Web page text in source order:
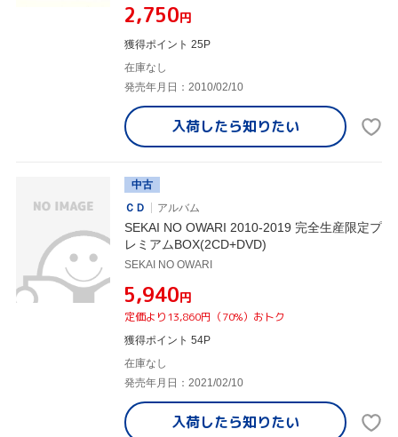
¥2,750円
獲得ポイント 25P
在庫なし
発売年月日：2010/02/10
入荷したら知りたい
中古
ＣＤ
アルバム
SEKAI NO OWARI 2010-2019 完全生産限定プ
レミアムBOX(2CD+DVD)
SEKAI NO OWARI
¥5,940円
定価より13,860円（70%）おトク
獲得ポイント 54P
在庫なし
発売年月日：2021/02/10
入荷したら知りたい